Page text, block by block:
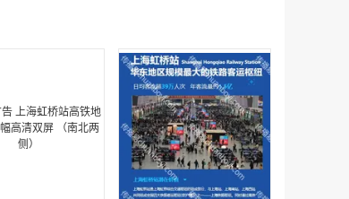
户外广告 天津社区道闸广告 天津小区道闸广告投放价格
￥1100.00
￥1100.00